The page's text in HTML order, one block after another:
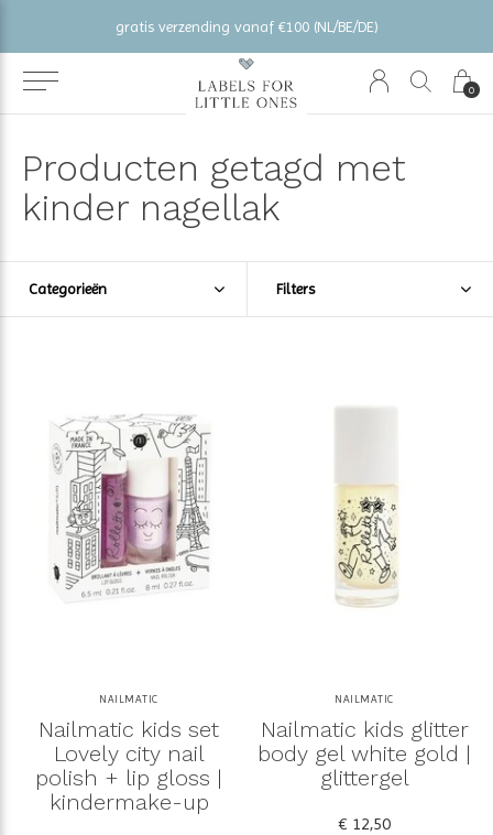
0
gratis verzending vanaf €100 (NL/BE/DE)
Producten getagd met
kinder nagellak
Categorieën Filters
NAILMATIC
Nailmatic kids set
Lovely city nail
polish + lip gloss |
kindermake-up
NAILMATIC
Nailmatic kids glitter
body gel white gold |
glittergel
€ 12,50